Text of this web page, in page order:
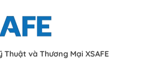
Thuật và Thương Mại XSAFE